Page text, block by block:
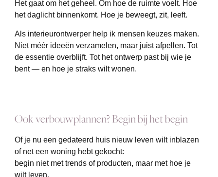
Het gaat om het geheel. Om hoe de ruimte voelt. Hoe
het daglicht binnenkomt. Hoe je beweegt, zit, leeft.
Als interieurontwerper help ik mensen keuzes maken.
Niet méér ideeën verzamelen, maar juist afpellen. Tot
de essentie overblijft. Tot het ontwerp past bij wie je
bent — en hoe je straks wilt wonen.
Ook verbouwplannen? Begin bij het begin
Of je nu een gedateerd huis nieuw leven wilt inblazen
of net een woning hebt gekocht:
begin niet met trends of producten, maar met hoe je
wilt leven.